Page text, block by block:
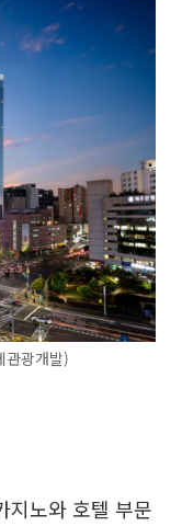
광개발)
지노와 호텔 부문